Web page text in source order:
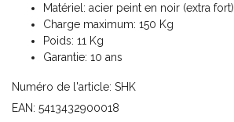
Matériel : acier peint en noir (extra fort)
Charge maximum: 150 Kg
Poids: 11 Kg
Garantie: 10 ans
Numéro de l'article: SHK
EAN: 5413432900018